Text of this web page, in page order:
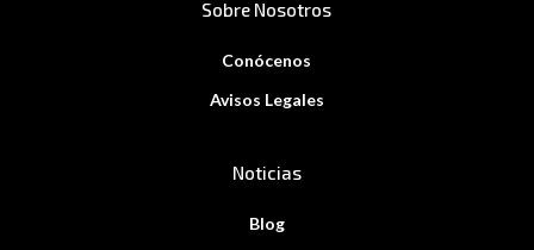
Sobre Nosotros
Conócenos
Avisos Legales
Noticias
Blog